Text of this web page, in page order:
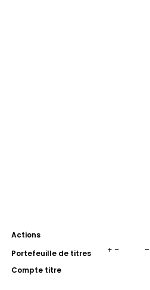
Actions
Portefeuille de titres
Compte titre
+ – –